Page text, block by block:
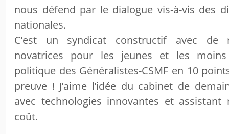
nous défend par le dialogue vis-à-vis des
nationales.
C’est un syndicat constructif avec de
novatrices pour les jeunes et les
politique des Généralistes-CSMF en 10
preuve ! J’aime l’idée du cabinet de
avec technologies innovantes et
coût.